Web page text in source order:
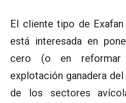
El cliente tipo de
está interesada en
cero (o en reformar
explotación ganadera
de los sectores